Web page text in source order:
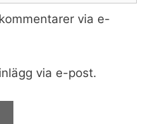
via e-
via e-post.